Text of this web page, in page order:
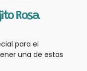
Rosa
para el
una de estas